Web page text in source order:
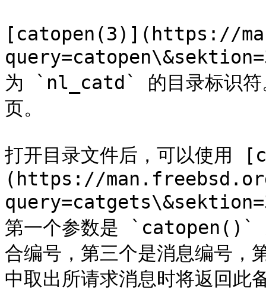
[catopen(3)](https://
为 `nl_catd` 的目录标识符
页。
打开目录文件后，可以使
(https://
第一个参数是 `catopen()`
合编号，第三个是消息编号，
中取出所请求消息时将返回此